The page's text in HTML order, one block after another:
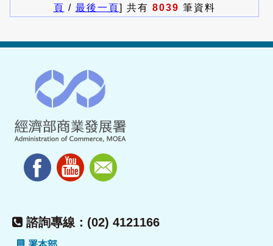
頁 / 最後一頁] 共有 8039 筆資料
諮詢專線：(02) 4121166